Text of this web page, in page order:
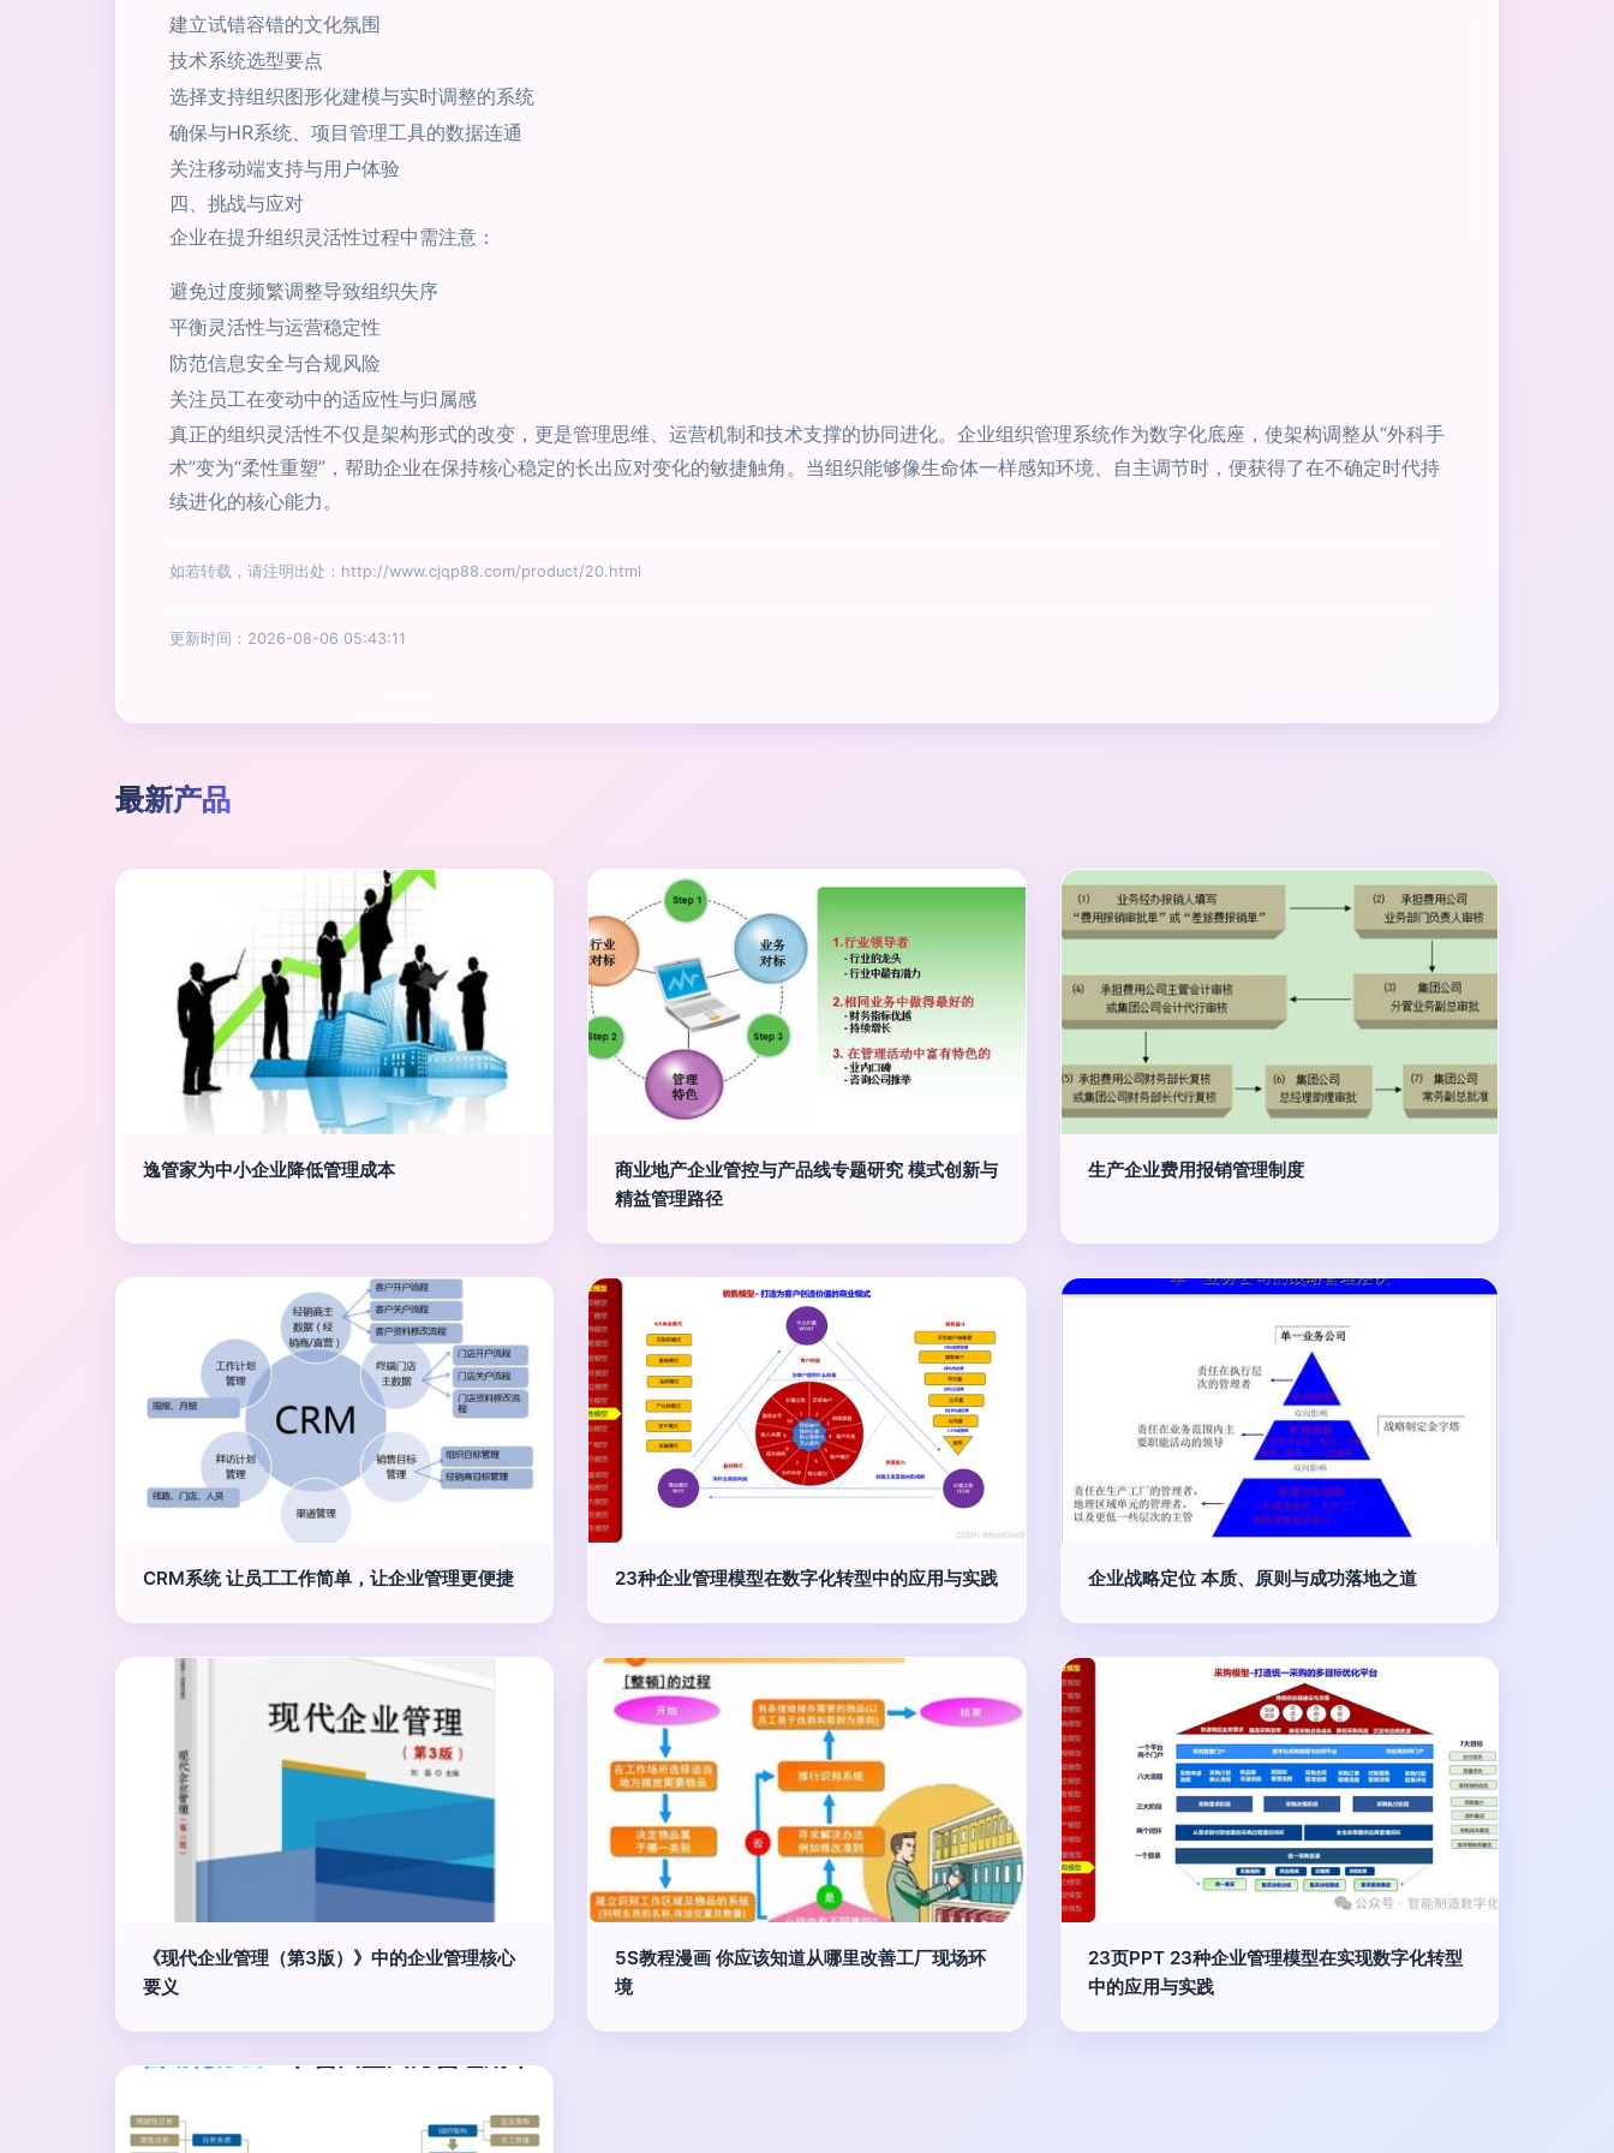
建立试错容错的文化氛围
技术系统选型要点
选择支持组织图形化建模与实时调整的系统
确保与HR系统、项目管理工具的数据连通
关注移动端支持与用户体验
四、挑战与应对
企业在提升组织灵活性过程中需注意：
避免过度频繁调整导致组织失序
平衡灵活性与运营稳定性
防范信息安全与合规风险
关注员工在变动中的适应性与归属感
真正的组织灵活性不仅是架构形式的改变，更是管理思维、运营机制和技术支撑的协同进化。企业组织管理系统作为数字化底座，使架构调整从“外科手
术”变为“柔性重塑”，帮助企业在保持核心稳定的长出应对变化的敏捷触角。当组织能够像生命体一样感知环境、自主调节时，便获得了在不确定时代持
续进化的核心能力。
如若转载，请注明出处：http://www.cjqp88.com/product/20.html
更新时间：2026-08-06 05:43:11
最新产品
逸管家为中小企业降低管理成本
商业地产企业管控与产品线专题研究 模式创新与
精益管理路径
生产企业费用报销管理制度
CRM系统 让员工工作简单，让企业管理更便捷 23种企业管理模型在数字化转型中的应用与实践 企业战略定位 本质、原则与成功落地之道
《现代企业管理（第3版）》中的企业管理核心
要义
5S教程漫画 你应该知道从哪里改善工厂现场环
境
23页PPT 23种企业管理模型在实现数字化转型
中的应用与实践